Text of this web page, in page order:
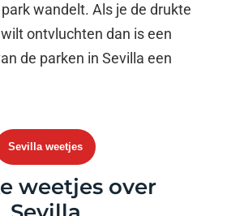
wandelt. Als je de drukte
ontvluchten dan is een
de parken in Sevilla een
Sevilla weetjes
weetjes over